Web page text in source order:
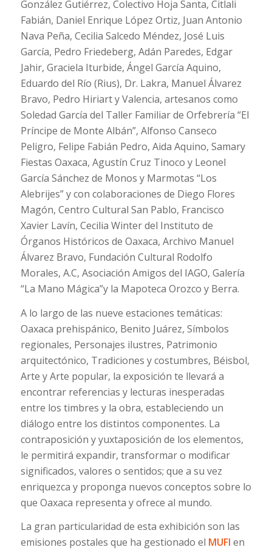
González Gutiérrez, Colectivo Hoja Santa, Citlali
Fabián, Daniel Enrique López Ortiz, Juan Antonio
Nava Peña, Cecilia Salcedo Méndez, José Luis
García, Pedro Friedeberg, Adán Paredes, Edgar
Jahir, Graciela Iturbide, Ángel García Aquino,
Eduardo del Río (Rius), Dr. Lakra, Manuel Álvarez
Bravo, Pedro Hiriart y Valencia, artesanos como
Soledad García del Taller Familiar de Orfebrería “El
Príncipe de Monte Albán”, Alfonso Canseco
Peligro, Felipe Fabián Pedro, Aida Aquino, Samary
Fiestas Oaxaca, Agustín Cruz Tinoco y Leonel
García Sánchez de Monos y Marmotas “Los
Alebrijes” y con colaboraciones de Diego Flores
Magón, Centro Cultural San Pablo, Francisco
Xavier Lavín, Cecilia Winter del Instituto de
Órganos Históricos de Oaxaca, Archivo Manuel
Álvarez Bravo, Fundación Cultural Rodolfo
Morales, A.C, Asociación Amigos del IAGO, Galería
“La Mano Mágica”y la Mapoteca Orozco y Berra.
A lo largo de las nueve estaciones temáticas:
Oaxaca prehispánico, Benito Juárez, Símbolos
regionales, Personajes ilustres, Patrimonio
arquitectónico, Tradiciones y costumbres, Béisbol,
Arte y Arte popular, la exposición te llevará a
encontrar referencias y lecturas inesperadas
entre los timbres y la obra, estableciendo un
diálogo entre los distintos componentes. La
contraposición y yuxtaposición de los elementos,
le permitirá expandir, transformar o modificar
significados, valores o sentidos; que a su vez
enriquezca y proponga nuevos conceptos sobre lo
que Oaxaca representa y ofrece al mundo.
La gran particularidad de esta exhibición son las
emisiones postales que ha gestionado el MUFI en